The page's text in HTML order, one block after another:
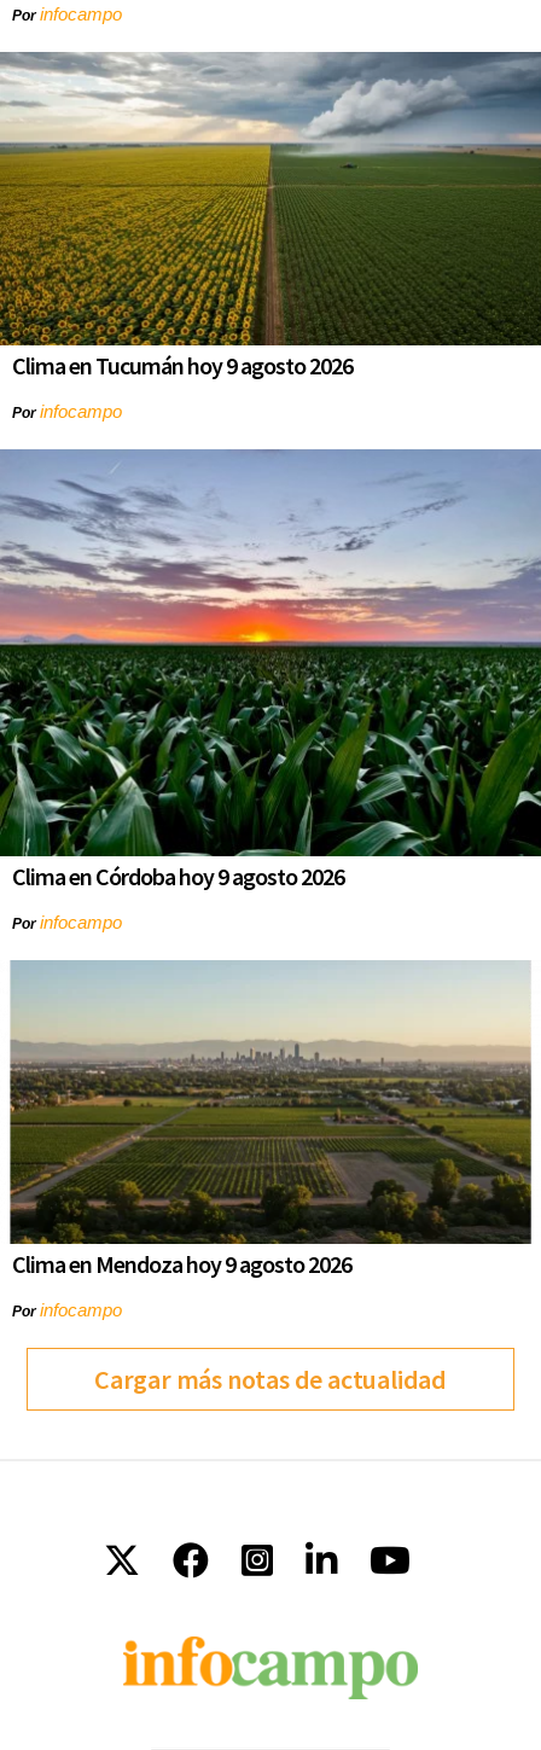
Porinfocampo
Clima en Tucumán hoy 9 agosto 2026
Porinfocampo
Clima en Córdoba hoy 9 agosto 2026
Porinfocampo
Clima en Mendoza hoy 9 agosto 2026
Porinfocampo
Cargar más notas de actualidad